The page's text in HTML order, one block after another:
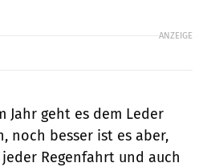
ANZEIGE
Jahr geht es dem ­Leder
noch besser ist es aber,
Regenfahrt und auch